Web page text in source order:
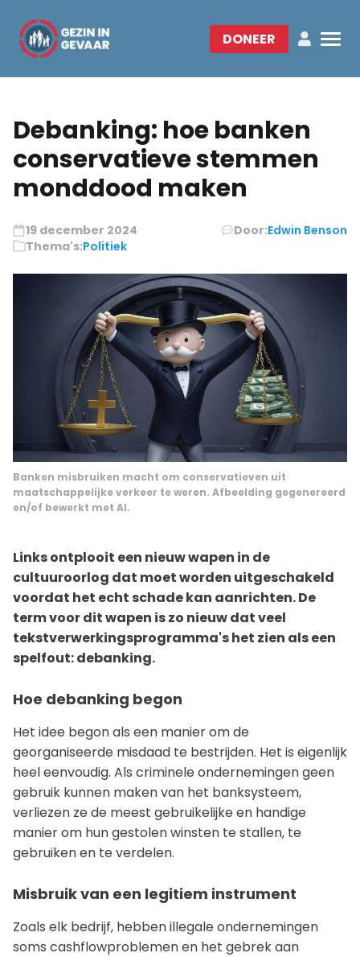
DONEER
Debanking: hoe banken
conservatieve stemmen
monddood maken
19 december 2024 Door:Edwin Benson
Thema's:Politiek
Banken misbruiken macht om conservatieven uit
maatschappelijke verkeer te weren. Afbeelding gegenereerd
en/of bewerkt met AI.
Links ontplooit een nieuw wapen in de
cultuuroorlog dat moet worden uitgeschakeld
voordat het echt schade kan aanrichten. De
term voor dit wapen is zo nieuw dat veel
tekstverwerkingsprogramma's het zien als een
spelfout: debanking.
Hoe debanking begon
Het idee begon als een manier om de
georganiseerde misdaad te bestrijden. Het is eigenlijk
heel eenvoudig. Als criminele ondernemingen geen
gebruik kunnen maken van het banksysteem,
verliezen ze de meest gebruikelijke en handige
manier om hun gestolen winsten te stallen, te
gebruiken en te verdelen.
Misbruik van een legitiem instrument
Zoals elk bedrijf, hebben illegale ondernemingen
soms cashflowproblemen en het gebrek aan